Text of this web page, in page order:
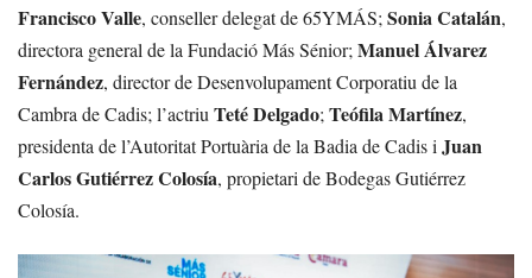
Francisco Valle, conseller delegat de 65YMÁS;Sonia Catalán,
directora general de la Fundació Más Sénior;Manuel Álvarez
Fernández, director de Desenvolupament Corporatiu de la
Cambra de Cadis; l’actriuTeté Delgado;Teófila Martínez,
presidenta de l’Autoritat Portuària de la Badia de Cadis iJuan
Carlos Gutiérrez Colosía, propietari de Bodegas Gutiérrez
Colosía.